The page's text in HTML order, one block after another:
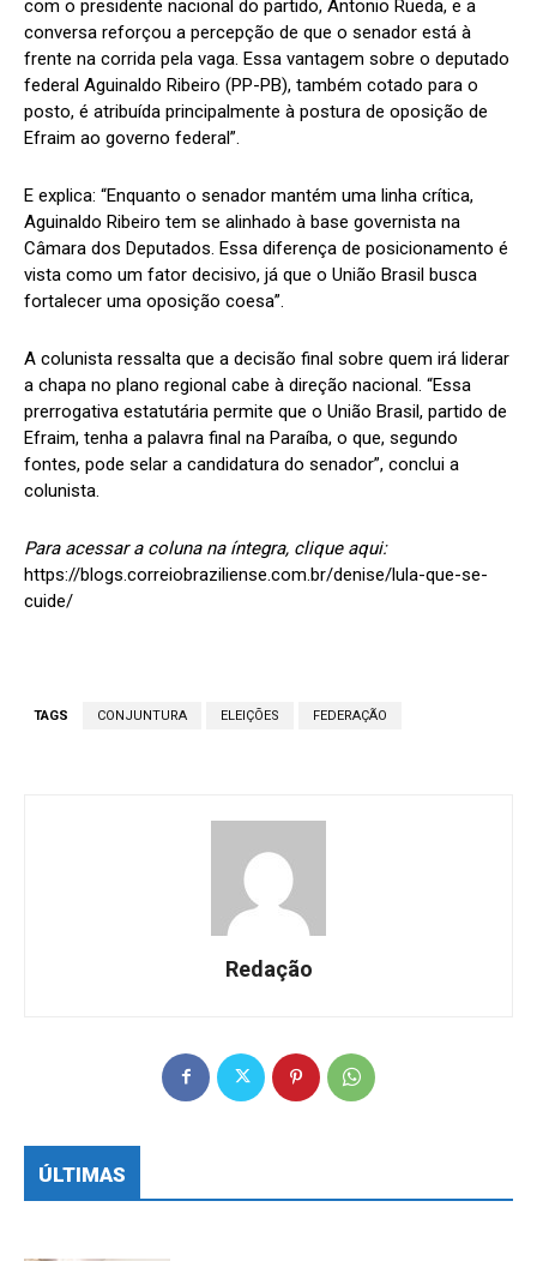
com o presidente nacional do partido, Antonio Rueda, e a
conversa reforçou a percepção de que o senador está à
frente na corrida pela vaga. Essa vantagem sobre o deputado
federal Aguinaldo Ribeiro (PP-PB), também cotado para o
posto, é atribuída principalmente à postura de oposição de
Efraim ao governo federal”.
E explica: “Enquanto o senador mantém uma linha crítica,
Aguinaldo Ribeiro tem se alinhado à base governista na
Câmara dos Deputados. Essa diferença de posicionamento é
vista como um fator decisivo, já que o União Brasil busca
fortalecer uma oposição coesa”.
A colunista ressalta que a decisão final sobre quem irá liderar
a chapa no plano regional cabe à direção nacional. “Essa
prerrogativa estatutária permite que o União Brasil, partido de
Efraim, tenha a palavra final na Paraíba, o que, segundo
fontes, pode selar a candidatura do senador”, conclui a
colunista.
Para acessar a coluna na íntegra, clique aqui:
https://blogs.correiobraziliense.com.br/denise/lula-que-se-
cuide/
TAGS CONJUNTURA ELEIÇÕES FEDERAÇÃO
Redação
ÚLTIMAS